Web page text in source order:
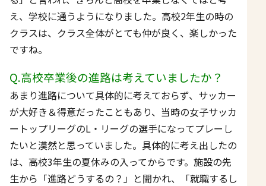
え、学校に通うようになりました。高校2年生の時の
クラスは、クラス全体がとても仲が良く、楽しかった
ですね。
Q.高校卒業後の進路は考えていましたか？
あまり進路について具体的に考えておらず、サッカー
が大好き＆得意だったこともあり、当時の女子サッカ
ートップリーグのL・リーグの選手になってプレーし
たいと漠然と思っていました。具体的に考え出したの
は、高校3年生の夏休みの入ってからです。施設の先
生から「進路どうするの？」と聞かれ、「就職するし